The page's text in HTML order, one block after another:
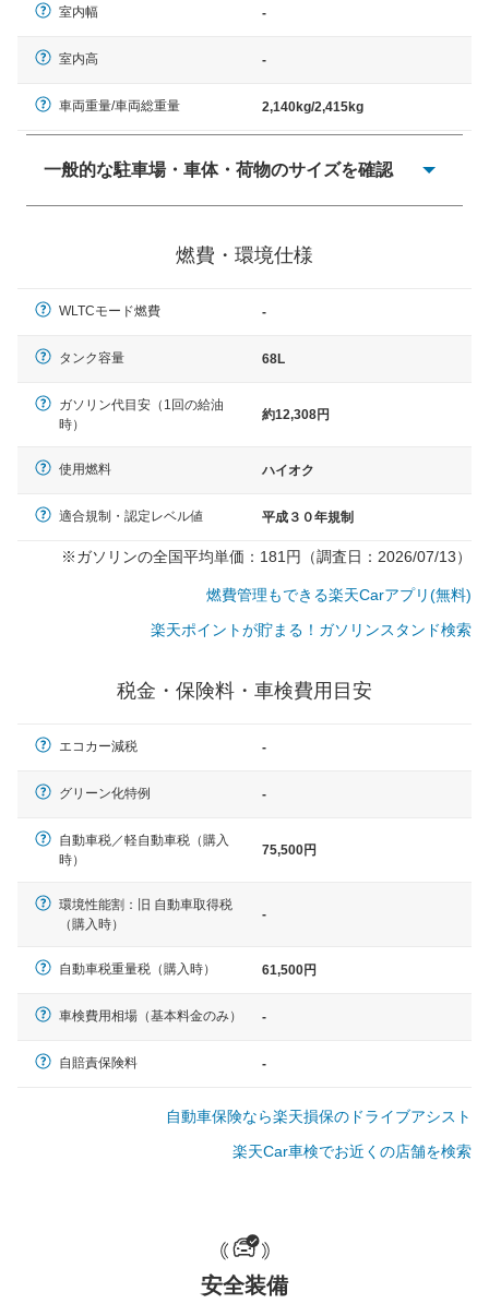
室内幅 -
室内高 -
車両重量/車両総重量 2,140kg/2,415kg
一般的な駐車場・車体・荷物のサイズを確認
× 長さ 5,000mm 車路幅 5,000mmというサイズが標準値
一般的な車体のサイズの目安
軽自動車
大型車
燃費・環境仕様
WLTCモード燃費 -
タンク容量 68L
ガソリン代目安（1回の給油
時）
約12,308円
使用燃料 ハイオク
適合規制・認定レベル値 平成３０年規制
※ガソリンの全国平均単価：181円（調査日：2026/07/13）
燃費管理もできる楽天Carアプリ(無料)
楽天ポイントが貯まる！ガソリンスタンド検索
税金・保険料・車検費用目安
エコカー減税 -
グリーン化特例 -
自動車税／軽自動車税（購入
時）
75,500円
環境性能割：旧 自動車取得税
（購入時）
-
自動車税重量税（購入時） 61,500円
車検費用相場（基本料金のみ） -
自賠責保険料 -
自動車保険なら楽天損保のドライブアシスト
楽天Car車検でお近くの店舗を検索
安全装備